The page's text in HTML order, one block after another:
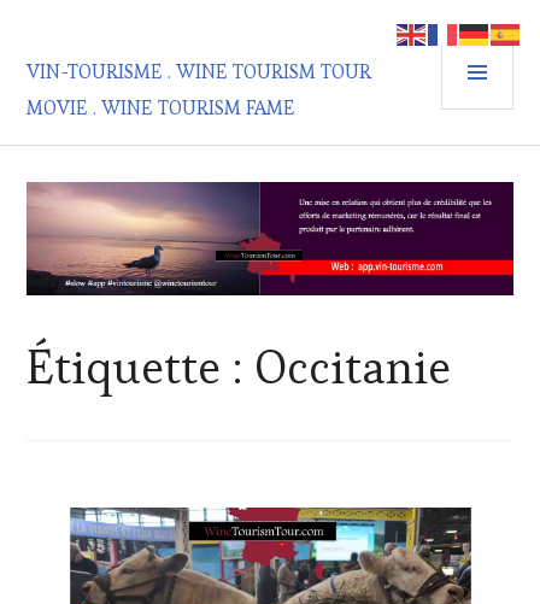
contenu
principal
VIN-TOURISME . WINE TOURISM TOUR
MOVIE . WINE TOURISM FAME
Étiquette : Occitanie
TASTING